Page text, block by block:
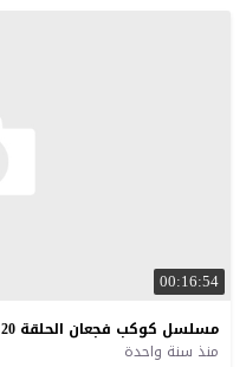
00:16:54
مسلسل كوكب فجعان الحلقة 20
منذ سنة واحدة